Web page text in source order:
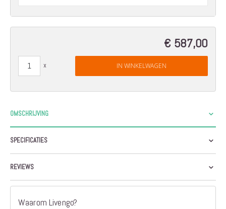
€ 587,00
IN WINKELWAGEN
OMSCHRIJVING
SPECIFICATIES
REVIEWS
Waarom Livengo?